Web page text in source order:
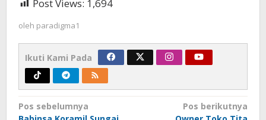
Post Views: 1,694
oleh paradigma1
Ikuti Kami Pada
Navigasi
Pos sebelumnya
Pos berikutnya